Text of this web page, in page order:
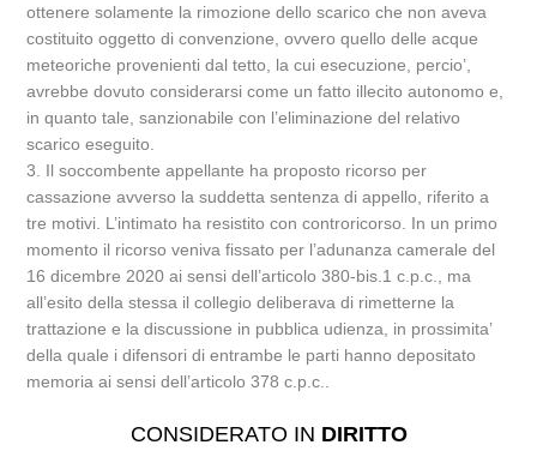
ottenere solamente la rimozione dello scarico che non aveva
costituito oggetto di convenzione, ovvero quello delle acque
meteoriche provenienti dal tetto, la cui esecuzione, percio’,
avrebbe dovuto considerarsi come un fatto illecito autonomo e,
in quanto tale, sanzionabile con l’eliminazione del relativo
scarico eseguito.
3. Il soccombente appellante ha proposto ricorso per
cassazione avverso la suddetta sentenza di appello, riferito a
tre motivi. L’intimato ha resistito con controricorso. In un primo
momento il ricorso veniva fissato per l’adunanza camerale del
16 dicembre 2020 ai sensi dell’articolo 380-bis.1 c.p.c., ma
all’esito della stessa il collegio deliberava di rimetterne la
trattazione e la discussione in pubblica udienza, in prossimita’
della quale i difensori di entrambe le parti hanno depositato
memoria ai sensi dell’articolo 378 c.p.c..
CONSIDERATO IN DIRITTO